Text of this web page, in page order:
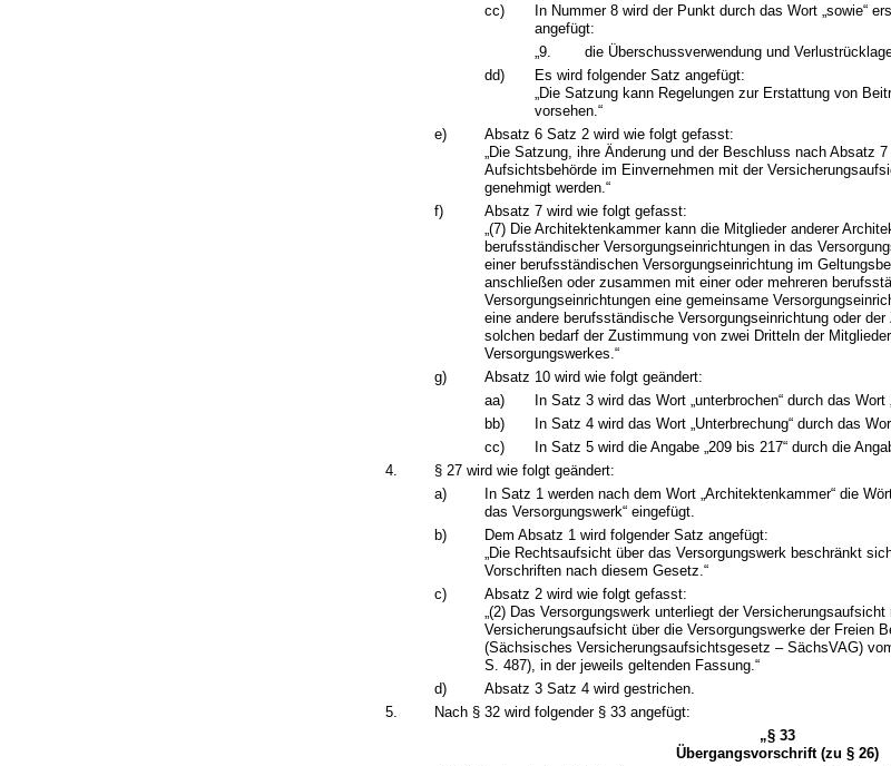
cc)
In Nummer 8 wird der Punkt durch das Wort „sowie“
angefügt:
„9.
die Überschussverwendung und
dd)
Es wird folgender Satz angefügt:
„Die Satzung kann Regelungen zur Erstattung von
vorsehen.“
e)
Absatz 6 Satz 2 wird wie folgt gefasst:
„Die Satzung, ihre Änderung und der Beschluss nach Absatz
Aufsichtsbehörde im Einvernehmen mit der
genehmigt werden.“
f)
Absatz 7 wird wie folgt gefasst:
„(7) Die Architektenkammer kann die Mitglieder anderer
berufsständischer Versorgungseinrichtungen in das
einer berufsständischen Versorgungseinrichtung im
anschließen oder zusammen mit einer oder mehreren
Versorgungseinrichtungen eine gemeinsame
eine andere berufsständische Versorgungseinrichtung oder
solchen bedarf der Zustimmung von zwei Dritteln der
Versorgungswerkes.“
g)
Absatz 10 wird wie folgt geändert:
aa)
In Satz 3 wird das Wort „unterbrochen“ durch das Wort
bb)
In Satz 4 wird das Wort „Unterbrechung“ durch das
cc)
In Satz 5 wird die Angabe „209 bis 217“ durch die
4.
§ 27 wird wie folgt geändert:
a)
In Satz 1 werden nach dem Wort „Architektenkammer“ die
das Versorgungswerk“ eingefügt.
b)
Dem Absatz 1 wird folgender Satz angefügt:
„Die Rechtsaufsicht über das Versorgungswerk beschränkt
Vorschriften nach diesem Gesetz.“
c)
Absatz 2 wird wie folgt gefasst:
„(2) Das Versorgungswerk unterliegt der
Versicherungsaufsicht über die Versorgungswerke der Freien
(Sächsisches Versicherungsaufsichtsgesetz – SächsVAG)
S. 487), in der jeweils geltenden Fassung.“
d)
Absatz 3 Satz 4 wird gestrichen.
5.
Nach § 32 wird folgender § 33 angefügt:
„§ 33
Übergangsvorschrift (zu § 26)